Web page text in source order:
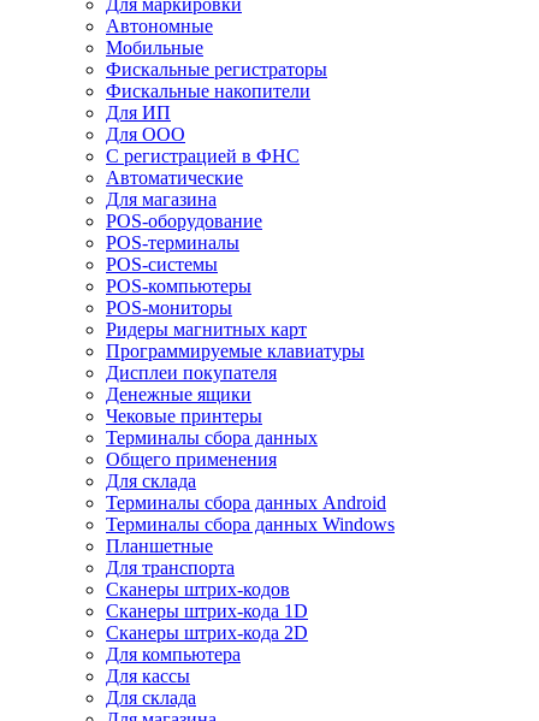
Для маркировки
Автономные
Мобильные
Фискальные регистраторы
Фискальные накопители
Для ИП
Для ООО
С регистрацией в ФНС
Автоматические
Для магазина
POS-оборудование
POS-терминалы
POS-системы
POS-компьютеры
POS-мониторы
Ридеры магнитных карт
Программируемые клавиатуры
Дисплеи покупателя
Денежные ящики
Чековые принтеры
Терминалы сбора данных
Общего применения
Для склада
Терминалы сбора данных Android
Терминалы сбора данных Windows
Планшетные
Для транспорта
Сканеры штрих-кодов
Сканеры штрих-кода 1D
Сканеры штрих-кода 2D
Для компьютера
Для кассы
Для склада